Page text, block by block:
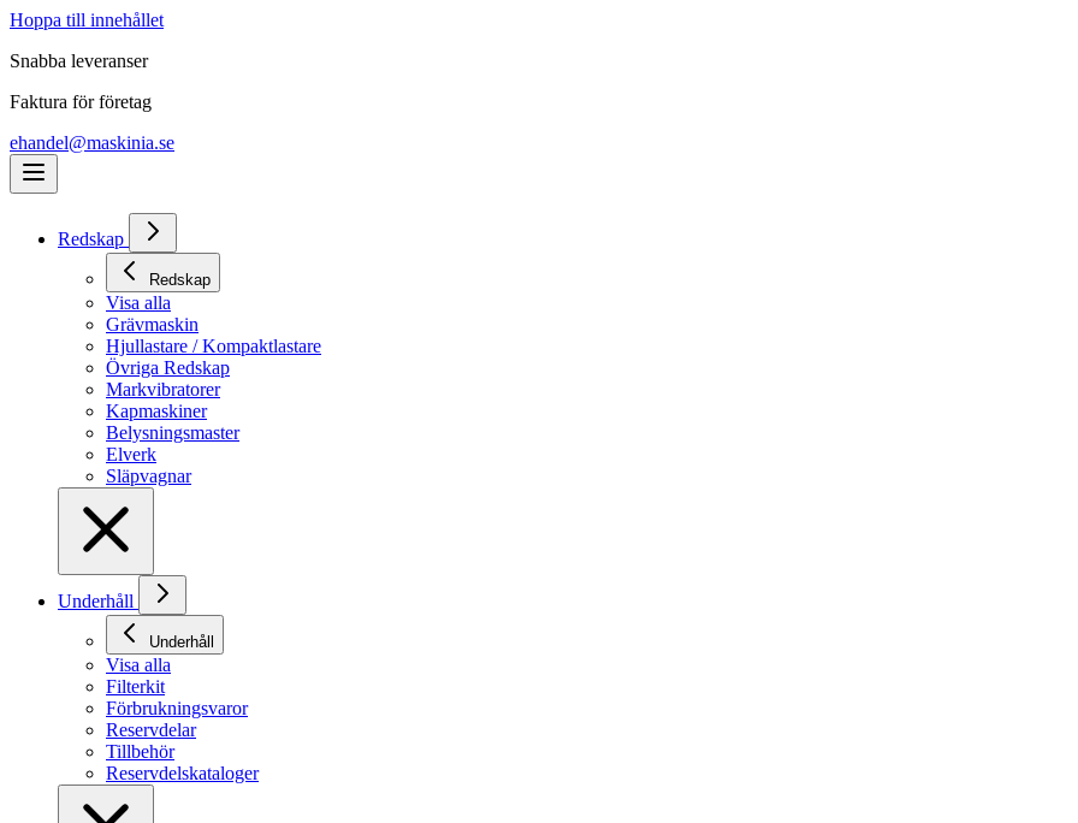
Hoppa till innehållet
Snabba leveranser
Faktura för företag
ehandel@maskinia.se
Redskap
Redskap
Visa alla
Grävmaskin
Hjullastare / Kompaktlastare
Övriga Redskap
Markvibratorer
Kapmaskiner
Belysningsmaster
Elverk
Släpvagnar
Underhåll
Underhåll
Visa alla
Filterkit
Förbrukningsvaror
Reservdelar
Tillbehör
Reservdelskataloger